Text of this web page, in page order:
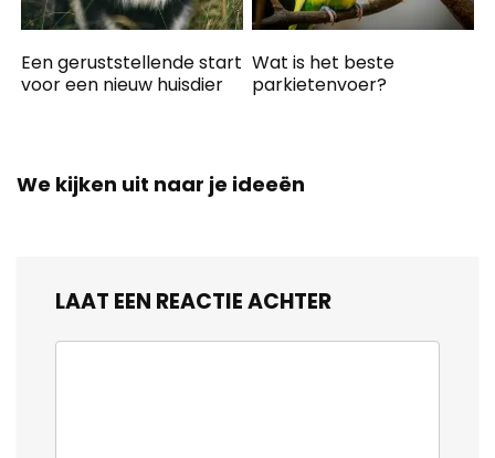
Een geruststellende start
voor een nieuw huisdier
Wat is het beste
parkietenvoer?
We kijken uit naar je ideeën
LAAT EEN REACTIE ACHTER